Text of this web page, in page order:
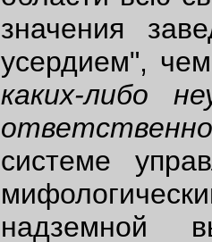
значения
усердием",
каких-либо
системе
надземной